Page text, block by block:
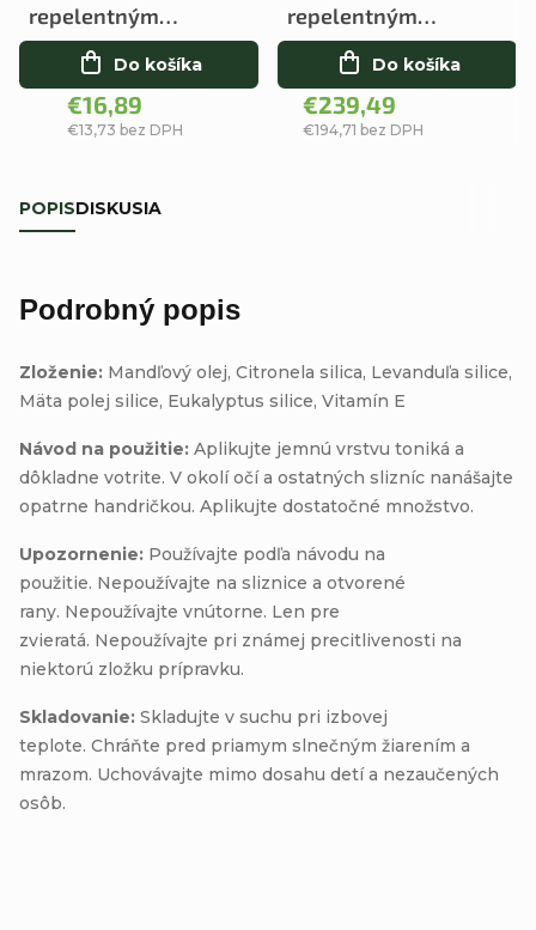
repelentným
účinkom 250ml
€13,73 bez DPH
€16,89
Do košíka
repelentným
účinkom 5000ml
€194,71 bez DPH
€239,49
Do košíka
POPISDISKUSIA
Podrobný popis
Zloženie: Mandľový olej, Citronela silica, Levanduľa silice,
Mäta polej silice, Eukalyptus silice, Vitamín E
Návod na použitie: Aplikujte jemnú vrstvu toniká a
dôkladne votrite. V okolí očí a ostatných slizníc nanášajte
opatrne handričkou. Aplikujte dostatočné množstvo.
Upozornenie: Používajte podľa návodu na
použitie. Nepoužívajte na sliznice a otvorené
rany. Nepoužívajte vnútorne. Len pre
zvieratá. Nepoužívajte pri známej precitlivenosti na
niektorú zložku prípravku.
Skladovanie: Skladujte v suchu pri izbovej
teplote. Chráňte pred priamym slnečným žiarením a
mrazom. Uchovávajte mimo dosahu detí a nezaučených
osôb.